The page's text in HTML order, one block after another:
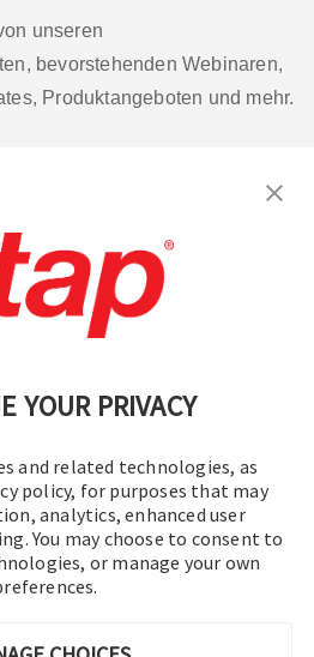
YOUR PRIVACY
and related technologies, as
policy, for purposes that may
analytics, enhanced user
You may choose to consent to
or manage your own
unseren
bevorstehenden Webinaren,
Produktangeboten und mehr.
| Nutzungsbedingungen
| Sitemap
Technology, Inc.
vorbehalten.